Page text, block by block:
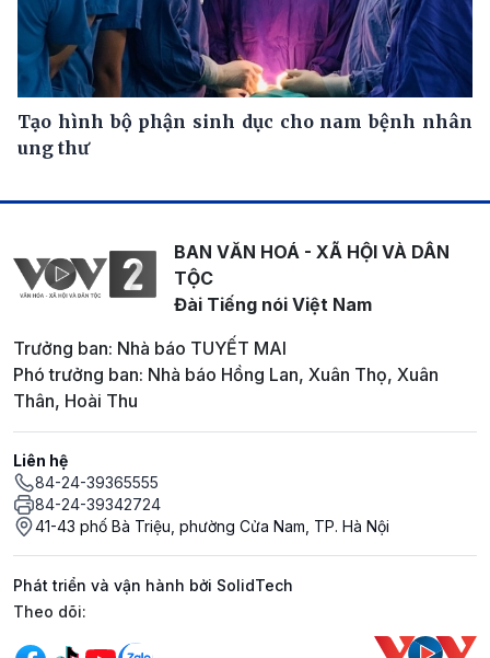
Tạo hình bộ phận sinh dục cho nam bệnh nhân
ung thư
BAN VĂN HOÁ - XÃ HỘI VÀ DÂN
TỘC
Đài Tiếng nói Việt Nam
Trưởng ban: Nhà báo TUYẾT MAI
Phó trưởng ban: Nhà báo Hồng Lan, Xuân Thọ, Xuân
Thân, Hoài Thu
Liên hệ
84-24-39365555
84-24-39342724
41-43 phố Bà Triệu, phường Cửa Nam, TP. Hà Nội
Phát triển và vận hành bởi SolidTech
Mạng xã hội
Theo dõi: